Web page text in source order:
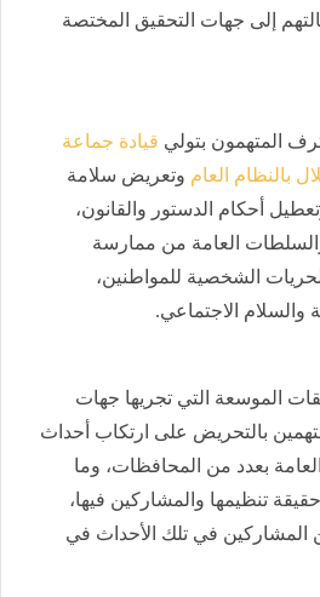
إلى جهات التحقيق المختصة
المتهمون بتولي قيادة جماعة
بالنظام العام وتعريض سلامة
أحكام الدستور والقانون،
العامة من ممارسة
الشخصية للمواطنين،
والسلام الاجتماعي.
الموسعة التي تجريها جهات
بالتحريض على ارتكاب أحداث
بعدد من المحافظات، وما
تنظيمها والمشاركين فيها،
المشاركين في تلك الأحداث في